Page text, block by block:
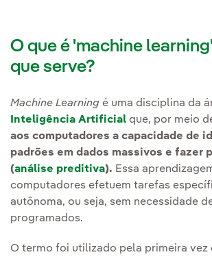
O que é 'machine
que serve?
Machine Learning é uma disciplina da
Inteligência Artificial que, por meio
aos computadores a capacidade de
padrões em dados massivos e fazer
(análise preditiva). Essa
computadores efetuem tarefas
autônoma, ou seja, sem necessidade
programados.
O termo foi utilizado pela primeira vez